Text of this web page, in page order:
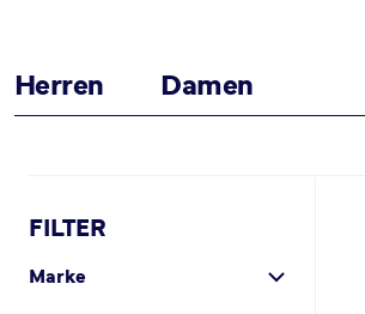
Herren Damen
FILTER
Marke